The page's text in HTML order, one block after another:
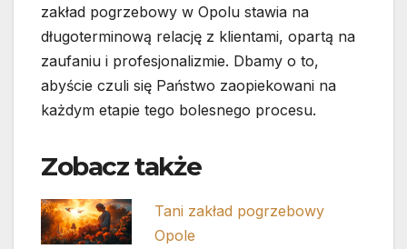
zakład pogrzebowy w Opolu stawia na
długoterminową relację z klientami, opartą na
zaufaniu i profesjonalizmie. Dbamy o to,
abyście czuli się Państwo zaopiekowani na
każdym etapie tego bolesnego procesu.
Zobacz także
Tani zakład pogrzebowy
Opole